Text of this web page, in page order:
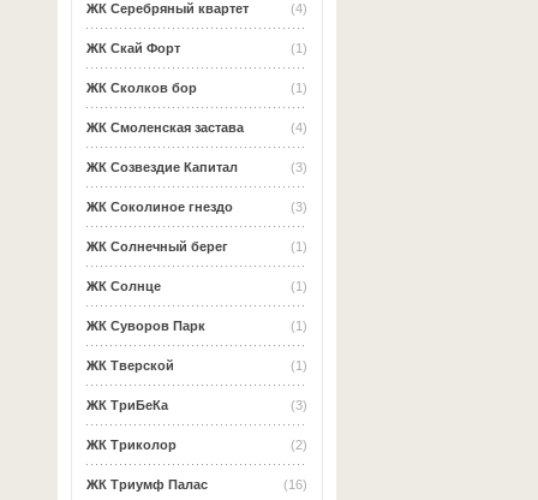
(4)
ЖК Серебряный квартет
(1)
ЖК Скай Форт
(1)
ЖК Сколков бор
(4)
ЖК Смоленская застава
(3)
ЖК Созвездие Капитал
(3)
ЖК Соколиное гнездо
(1)
ЖК Солнечный берег
(1)
ЖК Солнце
(1)
ЖК Суворов Парк
(1)
ЖК Тверской
(3)
ЖК ТриБеКа
(2)
ЖК Триколор
(16)
ЖК Триумф Палас